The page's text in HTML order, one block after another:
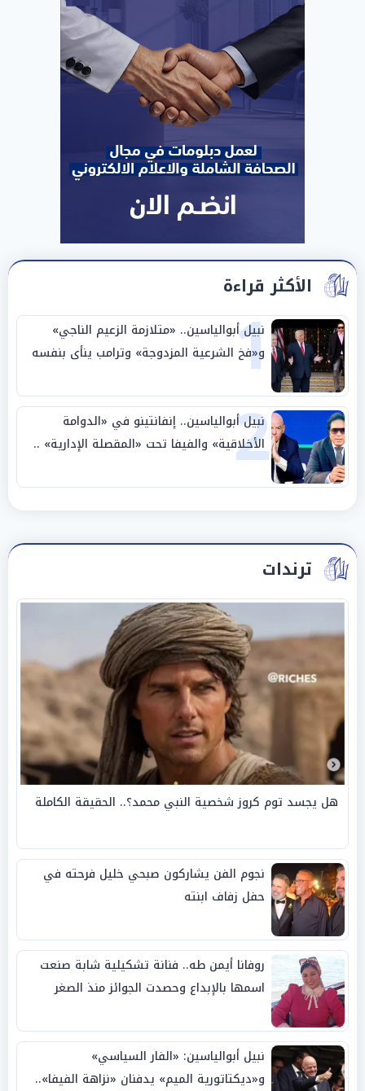
الأكثر قراءة
1
نبيل أبوالياسين.. «متلازمة الزعيم الناجي»
و«فخ الشرعية المزدوجة» وترامب ينأى بنفسه
وحليفه في «ميتم استراتيجي»
2
نبيل أبوالياسين.. إنفانتينو في «الدوامة
الأخلاقية» والفيفا تحت «المقصلة الإدارية» ..
«عبادة العرش وجنازة المصداقية»
ترندات
هل يجسد توم كروز شخصية النبي محمد؟.. الحقيقة الكاملة
نجوم الفن يشاركون صبحي خليل فرحته في
حفل زفاف ابنته
روفانا أيمن طه.. فنانة تشكيلية شابة صنعت
اسمها بالإبداع وحصدت الجوائز منذ الصغر
نبيل أبوالياسين: «الفار السياسي»
و«ديكتاتورية الميم» يدفنان «نزاهة الفيفا»..